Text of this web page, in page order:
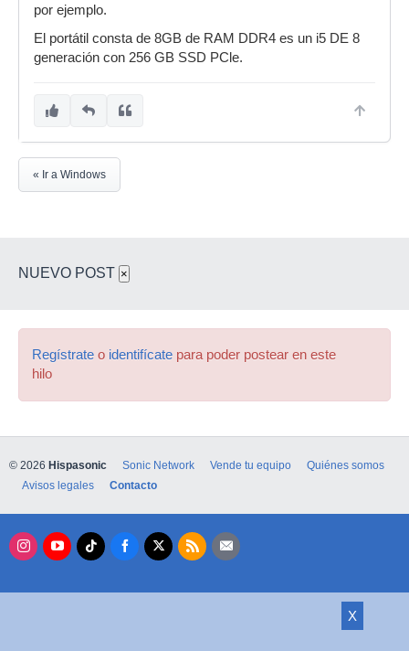
por ejemplo.
El portátil consta de 8GB de RAM DDR4 es un i5 DE 8
generación con 256 GB SSD PCle.
« Ir a Windows
NUEVO POST ×
Regístrate o identifícate para poder postear en este
hilo
X
© 2026 Hispasonic Sonic Network Vende tu equipo
Quiénes somos
Avisos legales
Contacto